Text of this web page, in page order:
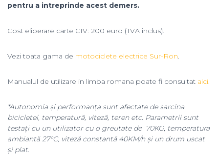
pentru a intreprinde acest demers.
Cost eliberare carte CIV: 200 euro (TVA inclus).
Vezi toata gama de motociclete electrice Sur-Ron.
Manualul de utilizare in limba romana poate fi consultat aici.
*Autonomia și performanța sunt afectate de sarcina
bicicletei, temperatură, viteză, teren etc. Parametrii sunt
testați cu un utilizator cu o greutate de 70KG, temperatura
ambiantă 27°C, viteză constantă 40KM/h și un drum uscat
și plat.